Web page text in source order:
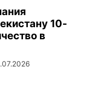
10-
в